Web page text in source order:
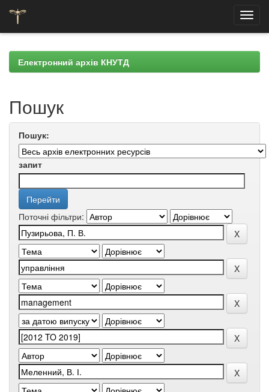
navigationЕлектронний архів КНУТД
Пошук
Пошук:
запит
Поточні фільтри: